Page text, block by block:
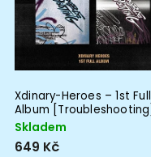
Xdinary-Heroes – 1st Full
Album [Troubleshooting]
Skladem
649 Kč